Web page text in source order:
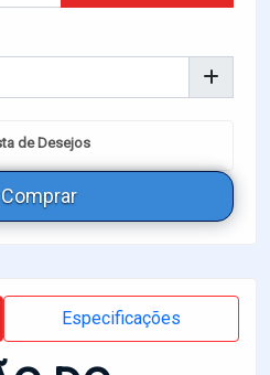
de Desejos
Comprar
Especificações